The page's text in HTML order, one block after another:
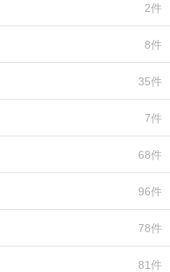
2件
8件
35件
7件
68件
96件
78件
81件